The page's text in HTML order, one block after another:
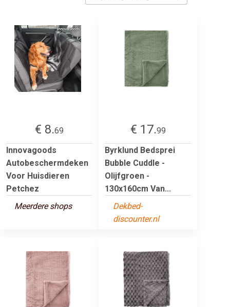
€ 8.69
Innovagoods
Autobeschermdeken
Voor Huisdieren
Petchez
Meerdere shops
€ 17.99
Byrklund Bedsprei
Bubble Cuddle -
Olijfgroen -
130x160cm Van...
Dekbed-
discounter.nl